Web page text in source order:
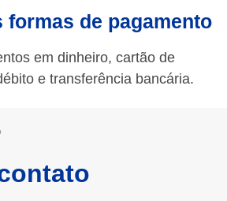
formas de pagamento
em dinheiro, cartão de
e transferência bancária.